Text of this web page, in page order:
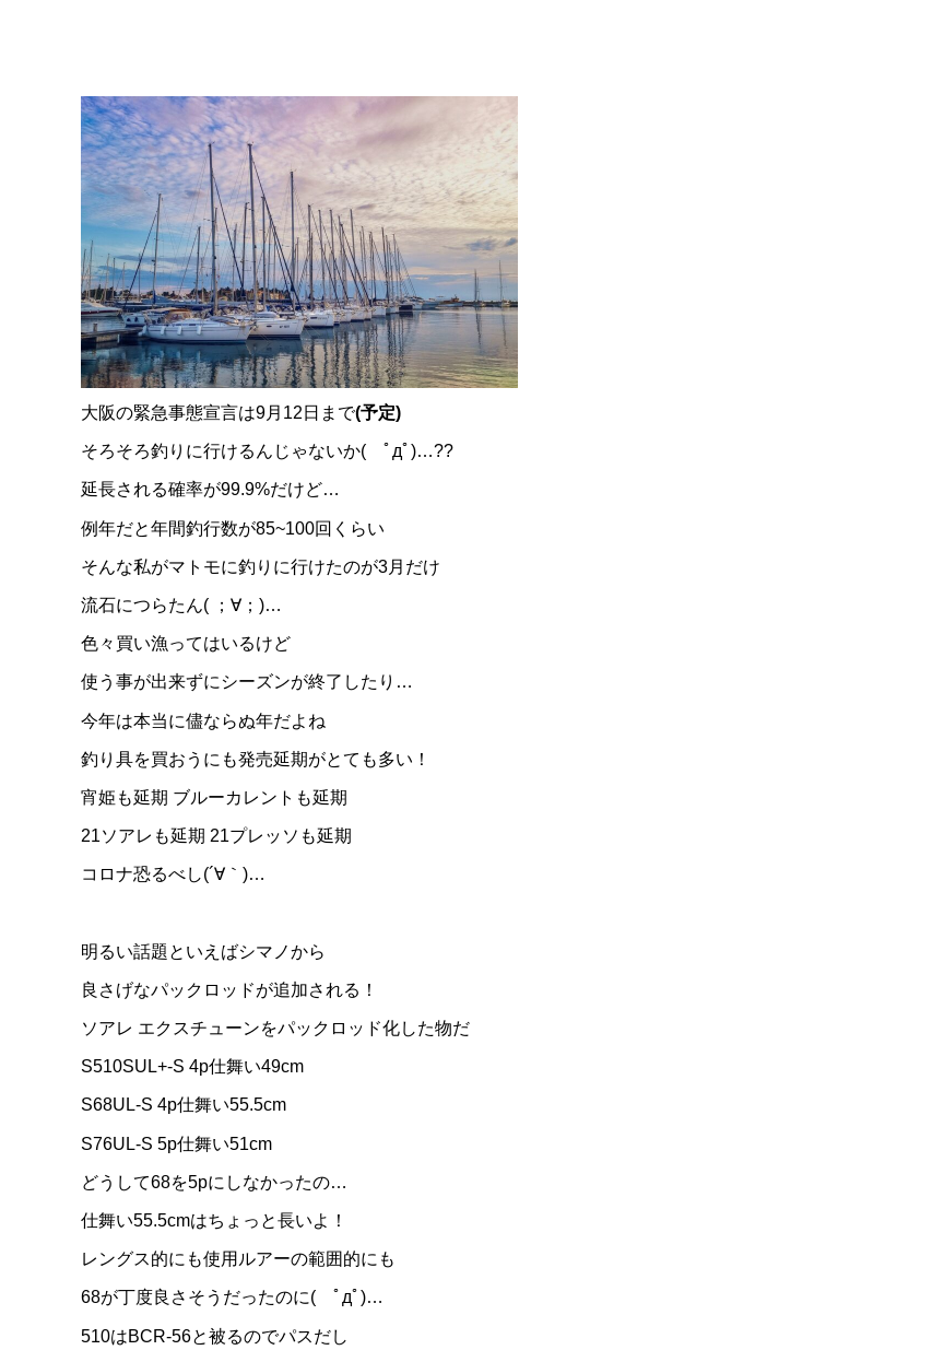
大阪の緊急事態宣言は9月12日まで(予定)
そろそろ釣りに行けるんじゃないか( ﾟдﾟ)…??
延長される確率が99.9%だけど…
例年だと年間釣行数が85~100回くらい
そんな私がマトモに釣りに行けたのが3月だけ
流石につらたん( ；∀；)…
色々買い漁ってはいるけど
使う事が出来ずにシーズンが終了したり…
今年は本当に儘ならぬ年だよね
釣り具を買おうにも発売延期がとても多い！
宵姫も延期 ブルーカレントも延期
21ソアレも延期 21プレッソも延期
コロナ恐るべし(´∀｀)…
明るい話題といえばシマノから
良さげなパックロッドが追加される！
ソアレ エクスチューンをパックロッド化した物だ
S510SUL+-S 4p仕舞い49cm
S68UL-S 4p仕舞い55.5cm
S76UL-S 5p仕舞い51cm
どうして68を5pにしなかったの…
仕舞い55.5cmはちょっと長いよ！
レングス的にも使用ルアーの範囲的にも
68が丁度良さそうだったのに( ﾟдﾟ)…
510はBCR-56と被るのでパスだし